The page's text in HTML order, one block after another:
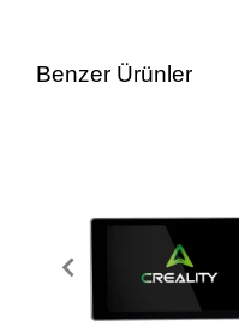
Benzer Ürünler